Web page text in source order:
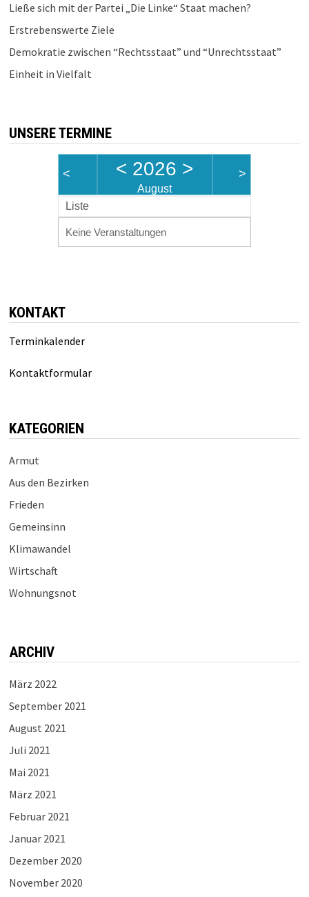
Ließe sich mit der Partei „Die Linke“ Staat machen?
Erstrebenswerte Ziele
Demokratie zwischen “Rechtsstaat” und “Unrechtsstaat”
Einheit in Vielfalt
UNSERE TERMINE
< < 2026 >
August
>
Liste
Keine Veranstaltungen
KONTAKT
Terminkalender
Kontaktformular
KATEGORIEN
Armut
Aus den Bezirken
Frieden
Gemeinsinn
Klimawandel
Wirtschaft
Wohnungsnot
ARCHIV
März 2022
September 2021
August 2021
Juli 2021
Mai 2021
März 2021
Februar 2021
Januar 2021
Dezember 2020
November 2020